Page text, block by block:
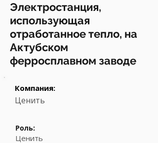
Электростанция,
использующая
отработанное тепло, на
Актубском
ферросплавном заводе
Компания:
Ценить
Роль:
Ценить